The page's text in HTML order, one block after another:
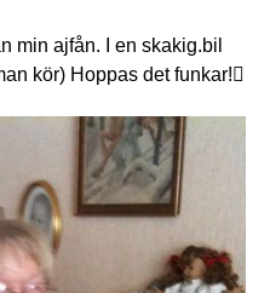
min ajfån. I en skakig.bil
kör) Hoppas det funkar!